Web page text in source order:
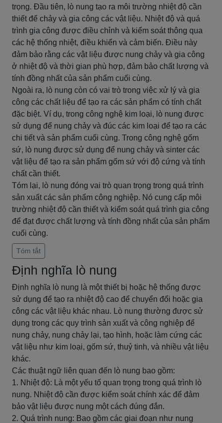
trọng. Đầu tiên, lò nung tạo ra môi trường nhiệt độ cần
thiết để chảy và gia công các vật liệu. Nhiệt độ và quá
trình gia công được điều chỉnh và kiểm soát thông qua
các hệ thống nhiệt, điều khiển và cảm biến. Điều này
đảm bảo rằng các vật liệu được nung chảy và gia công
ở nhiệt độ và thời gian phù hợp, đảm bảo chất lượng và
tính đồng nhất của sản phẩm cuối cùng.
Ngoài ra, lò nung còn có vai trò trong việc xử lý và gia
công các chất liệu để tạo ra các sản phẩm có tính chất
đặc biệt. Ví dụ, trong công nghệ kim loại, lò nung được
sử dụng để nung chảy và đúc các kim loại để tạo ra các
chi tiết và sản phẩm cuối cùng. Trong công nghệ gốm
sứ, lò nung được sử dụng để nung chảy và sinter các
vật liệu để tạo ra sản phẩm gốm sứ với độ cứng và tính
chất cần thiết.
Tóm lại, lò nung đóng vai trò quan trọng trong quá trình
sản xuất các sản phẩm công nghiệp. Nó cung cấp môi
trường nhiệt độ cần thiết và kiểm soát quá trình gia công
để đạt được chất lượng và tính đồng nhất của sản phẩm
cuối cùng.
Tóm tắt
Định nghĩa lò nung
Định nghĩa lò nung là một thiết bị hoặc hệ thống được
sử dụng để tạo ra nhiệt độ cao để chuyển đổi hoặc gia
công các vật liệu khác nhau. Lò nung thường được sử
dụng trong các quy trình sản xuất và công nghiệp để
nung chảy, nung chảy lại, tạo hình, hoặc làm cứng các
vật liệu như kim loại, gốm sứ, thuỷ tinh, và nhiều vật liệu
khác.
Các thuật ngữ liên quan đến lò nung bao gồm:
1. Nhiệt độ: Là một yếu tố quan trọng trong quá trình lò
nung. Nhiệt độ cần được kiểm soát chính xác để đảm
bảo vật liệu được nung một cách đúng đắn.
2. Quá trình nung: Bao gồm các giai đoạn như nung